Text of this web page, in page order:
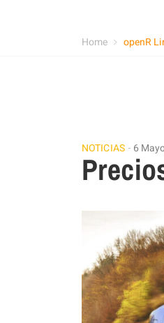
Home openR
NOTICIAS 6